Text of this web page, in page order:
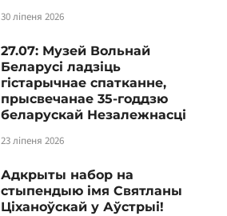
30 ліпеня 2026
27.07: Музей Вольнай
Беларусі ладзіць
гістарычнае спатканне,
прысвечанае 35-годдзю
беларускай Незалежнасці
23 ліпеня 2026
Адкрыты набор на
стыпендыю імя Святланы
Ціханоўскай у Аўстрыі!